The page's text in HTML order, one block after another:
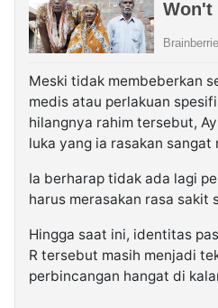
Meski tidak membeberkan
medis atau perlakuan
hilangnya rahim tersebut,
luka yang ia rasakan sangat
Ia berharap tidak ada lagi
harus merasakan rasa sakit
Hingga saat ini, identitas
R tersebut masih menjadi
perbincangan hangat di